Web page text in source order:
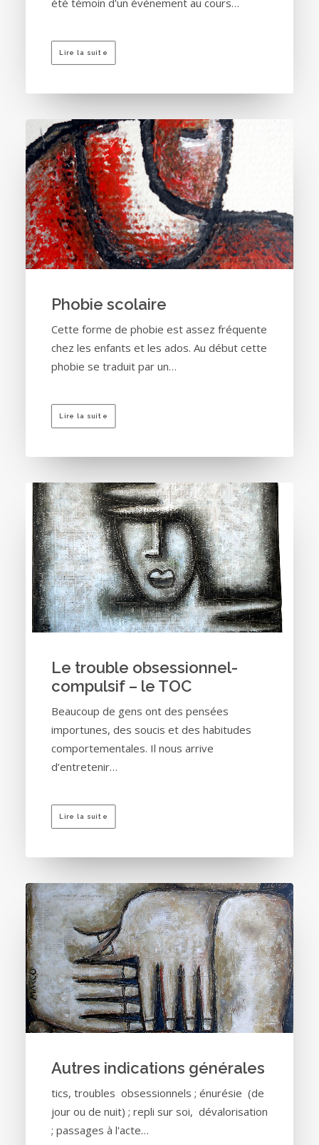
été témoin d'un événement au cours…
Lire la suite
Phobie scolaire
Cette forme de phobie est assez fréquente
chez les enfants et les ados. Au début cette
phobie se traduit par un…
Lire la suite
Le trouble obsessionnel-
compulsif – le TOC
Beaucoup de gens ont des pensées
importunes, des soucis et des habitudes
comportementales. Il nous arrive
d’entretenir…
Lire la suite
Autres indications générales
tics, troubles obsessionnels ; énurésie (de
jour ou de nuit) ; repli sur soi, dévalorisation
; passages à l'acte…